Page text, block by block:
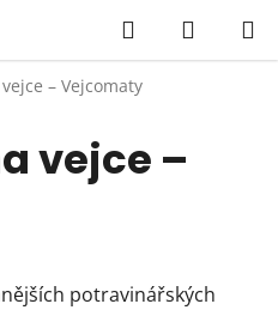
Hledat
KOŠÍK
– Vejcomaty
vejce –
potravinářských